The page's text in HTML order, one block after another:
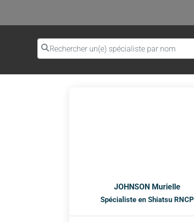
Rechercher un(e) spécialiste par nom
JOHNSON Murielle
Spécialiste en Shiatsu RNCP